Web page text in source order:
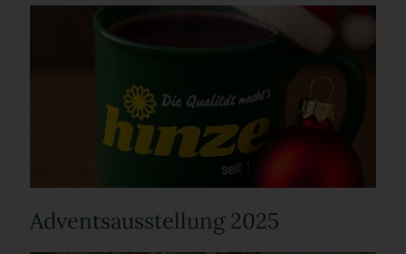
Adventsausstellung 2025